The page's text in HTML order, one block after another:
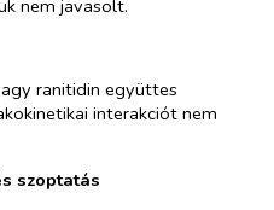
nem javasolt.
ranitidin együttes
interakciót nem
szoptatás